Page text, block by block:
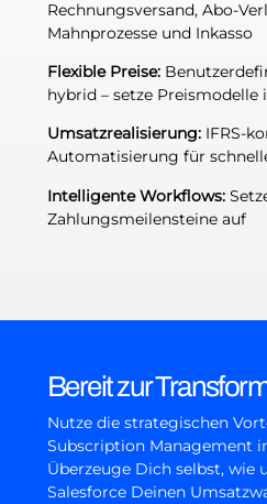
Rechnungsversand, Abo-
Mahnprozesse und Inkasso
Flexible Preise:
hybrid – setze
Umsatzrealisierung:IFRS-
Automatisierung für
Intelligente Workflows:
Zahlungsmeilensteine auf
Bereit zur
Nutze die strategischen
Subscription Management
Überzeuge Dich selbst, wie
Salesforce Deinen